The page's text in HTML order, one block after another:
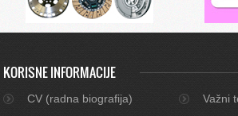
KORISNE INFORMACIJE
CV (radna biografija)
Važni